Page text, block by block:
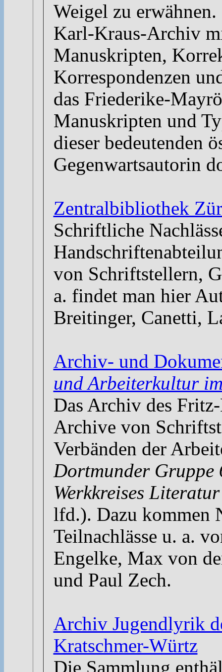
Weigel zu
Karl-Kraus-Archiv
Manuskripten,
Korrespondenzen
das Friederike-
Manuskripten und
dieser bedeutenden
Gegenwartsautorin
Zentralbibliothek
Schriftliche
von Schriftstellern,
a. findet man hier
Breitinger, Canetti,
Archiv- und
und Arbeiterkultur
Das Archiv des
Archive von
Verbänden der
Dortmunder Gruppe
Werkkreises
lfd.). Dazu kommen
Teilnachlässe u. a.
Engelke, Max von
und Paul Zech.
Archiv Jugendlyrik
Kratschmer-Würtz
Die Sammlung